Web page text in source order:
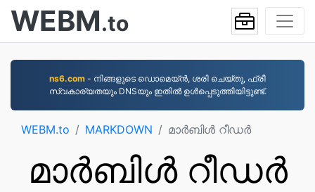
WEBM.to
ns6.com - നിങ്ങളുടെ ഡൊമെയ്ൻ, ശരി ചെയ്തു, ഫ്രീ
സ്വകാര്യതയും DNSയും ഇതിൽ ഉൾപ്പെടുത്തിയിട്ടുണ്ട്.
WEBM.to MARKDOWN മാര്‍ബിള്‍ റീഡര്‍
മാര്‍ബിള്‍ റീഡര്‍